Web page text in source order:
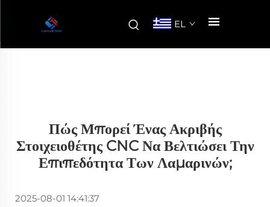
EL
Πώς Μπορεί Ένας Ακριβής
Στοιχειοθέτης CNC Να Βελτιώσει Την
Επιπεδότητα Των Λαμαρινών;
2025-08-01 14:41:37